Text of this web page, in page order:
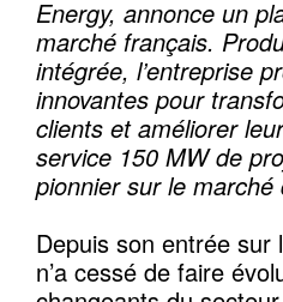
Energy, annonce un
marché français.
intégrée, l’entreprise
innovantes pour
clients et améliorer
service 150 MW de
pionnier sur le marché
Depuis son entrée
n’a cessé de faire